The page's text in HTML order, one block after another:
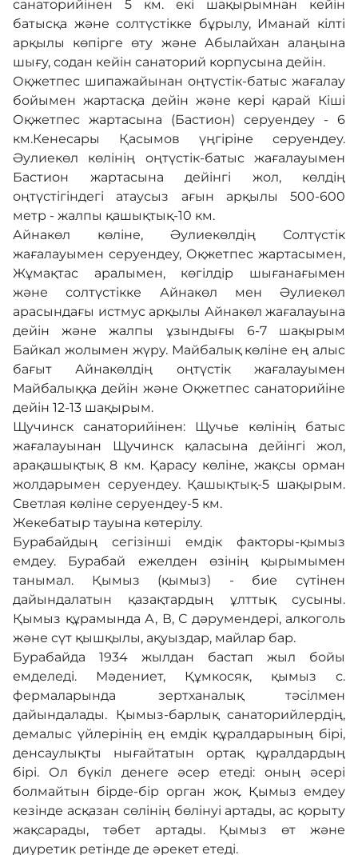
санаторийінен 5 км. екі шақырымнан кейін
батысқа және солтүстікке бұрылу, Иманай кілті
арқылы көпірге өту және Абылайхан алаңына
шығу, содан кейін санаторий корпусына дейін.
Оқжетпес шипажайынан оңтүстік-батыс жағалау
бойымен жартасқа дейін және кері қарай Кіші
Оқжетпес жартасына (Бастион) серуендеу - 6
км.Кенесары Қасымов үңгіріне серуендеу.
Әулиекөл көлінің оңтүстік-батыс жағалауымен
Бастион жартасына дейінгі жол, көлдің
оңтүстігіндегі атаусыз ағын арқылы 500-600
метр - жалпы қашықтық-10 км.
Айнакөл көліне, Әулиекөлдің Солтүстік
жағалауымен серуендеу, Оқжетпес жартасымен,
Жұмақтас аралымен, көгілдір шығанағымен
және солтүстікке Айнакөл мен Әулиекөл
арасындағы истмус арқылы Айнакөл жағалауына
дейін және жалпы ұзындығы 6-7 шақырым
Байкал жолымен жүру. Майбалық көліне ең алыс
бағыт Айнакөлдің оңтүстік жағалауымен
Майбалыққа дейін және Оқжетпес санаторийіне
дейін 12-13 шақырым.
Щучинск санаторийінен: Щучье көлінің батыс
жағалауынан Щучинск қаласына дейінгі жол,
арақашықтық 8 км. Қарасу көліне, жақсы орман
жолдарымен серуендеу. Қашықтық-5 шақырым.
Светлая көліне серуендеу-5 км.
Жекебатыр тауына көтерілу.
Бурабайдың сегізінші емдік факторы-қымыз
емдеу. Бурабай ежелден өзінің қырымымен
танымал. Қымыз (қымыз) - бие сүтінен
дайындалатын қазақтардың ұлттық сусыны.
Қымыз құрамында А, В, С дәрумендері, алкоголь
және сүт қышқылы, ақуыздар, майлар бар.
Бурабайда 1934 жылдан бастап жыл бойы
емделеді. Мәдениет, Құмкосяк, қымыз с.
фермаларында зертханалық тәсілмен
дайындалады. Қымыз-барлық санаторийлердің,
демалыс үйлерінің ең емдік құралдарының бірі,
денсаулықты нығайтатын ортақ құралдардың
бірі. Ол бүкіл денеге әсер етеді: оның әсері
болмайтын бірде-бір орган жоқ. Қымыз емдеу
кезінде асқазан сөлінің бөлінуі артады, ас қорыту
жақсарады, тәбет артады. Қымыз өт және
диуретик ретінде де әрекет етеді.